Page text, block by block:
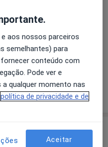
detalhes
a experiência
aos nossos parceiros
semelhantes) para
conteúdo com
Pode ver e
qualquer momento nas
política de privacidade e de
Aceitar